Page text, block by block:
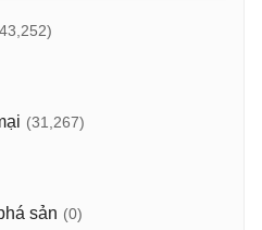
(31,267)
sản (0)